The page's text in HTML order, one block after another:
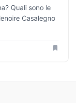
Quali sono le
Casalegno